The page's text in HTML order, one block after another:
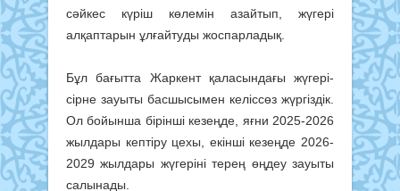
сәйкес күріш көлемін азайтып, жүгері
алқаптарын ұлғайтуды жоспарладық.
Бұл бағытта Жаркент қаласындағы жүгері-
сірне зауыты басшысымен келіссөз жүргіздік.
Ол бойынша бірінші кезеңде, яғни 2025-2026
жылдары кептіру цехы, екінші кезеңде 2026-
2029 жылдары жүгеріні терең өңдеу зауыты
салынады.